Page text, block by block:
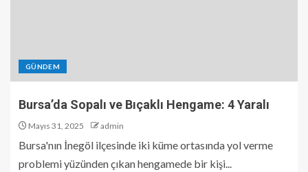
GÜNDEM
Bursa’da Sopalı ve Bıçaklı Hengame: 4 Yaralı
Mayıs 31, 2025 admin
Bursa'nın İnegöl ilçesinde iki küme ortasında yol verme
problemi yüzünden çıkan hengamede bir kişi...